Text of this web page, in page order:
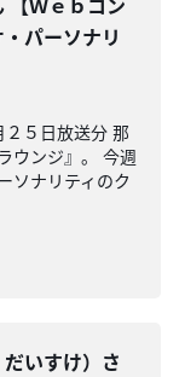
【Ｗｅｂコン
パーソナリ
５日放送分 那
ウンジ』。 今週
ソナリティのク
いすけ）さ